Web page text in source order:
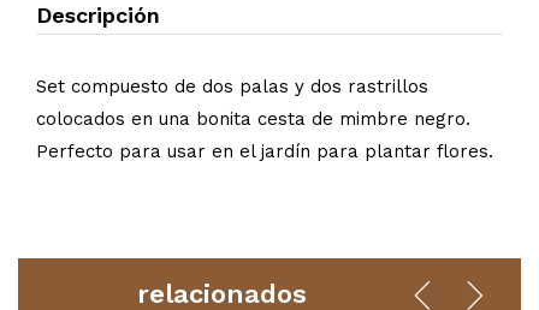
Descripción
Set compuesto de dos palas y dos rastrillos
colocados en una bonita cesta de mimbre negro.
Perfecto para usar en el jardín para plantar flores.
relacionados